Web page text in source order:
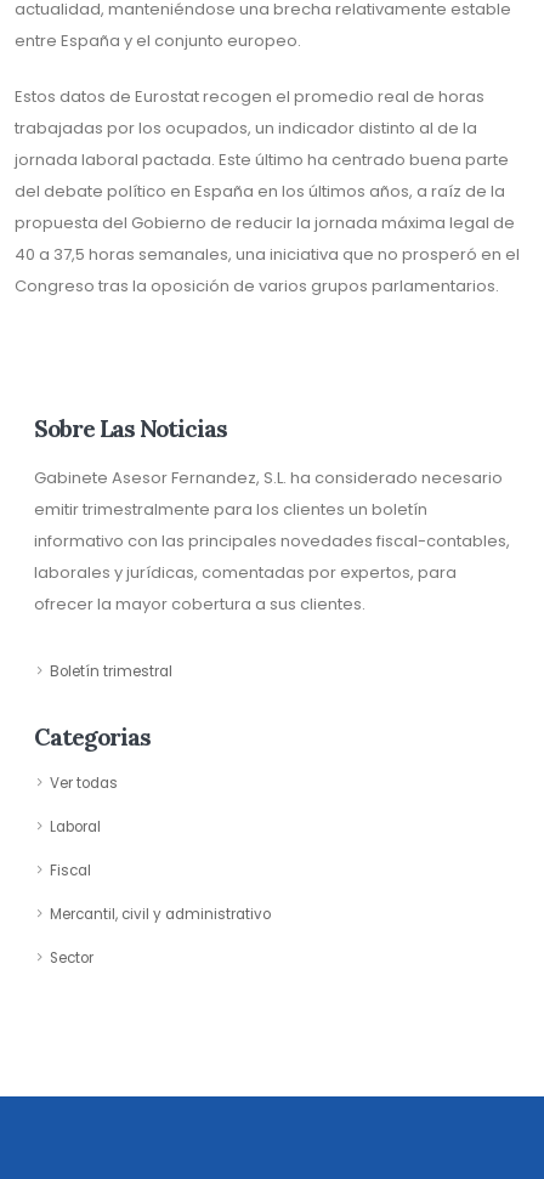
actualidad, manteniéndose una brecha relativamente estable
entre España y el conjunto europeo.
Estos datos de Eurostat recogen el promedio real de horas
trabajadas por los ocupados, un indicador distinto al de la
jornada laboral pactada. Este último ha centrado buena parte
del debate político en España en los últimos años, a raíz de la
propuesta del Gobierno de reducir la jornada máxima legal de
40 a 37,5 horas semanales, una iniciativa que no prosperó en el
Congreso tras la oposición de varios grupos parlamentarios.
Sobre Las Noticias
Gabinete Asesor Fernandez, S.L. ha considerado necesario
emitir trimestralmente para los clientes un boletín
informativo con las principales novedades fiscal-contables,
laborales y jurídicas, comentadas por expertos, para
ofrecer la mayor cobertura a sus clientes.
Boletín trimestral
Categorias
Ver todas
Laboral
Fiscal
Mercantil, civil y administrativo
Sector